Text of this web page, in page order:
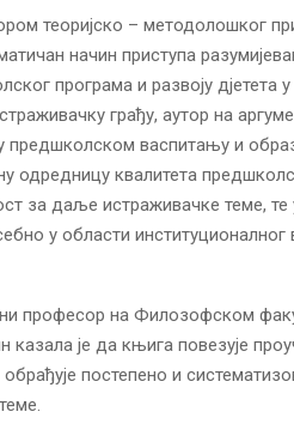
теоријско – методолошког
начин приступа
програма и развоју
грађу, аутор на
у предшколском васпитању и
одредницу квалитета
за даље истраживачке теме,
у области
професор на Филозофском
казала је да књига повезује
постепено и